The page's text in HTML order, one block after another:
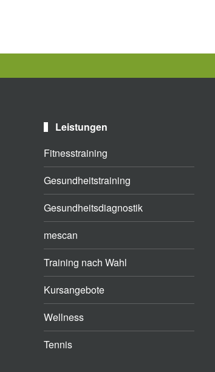
Leistungen
Fitnesstraining
Gesundheitstraining
Gesundheitsdiagnostik
mescan
Training nach Wahl
Kursangebote
Wellness
Tennis